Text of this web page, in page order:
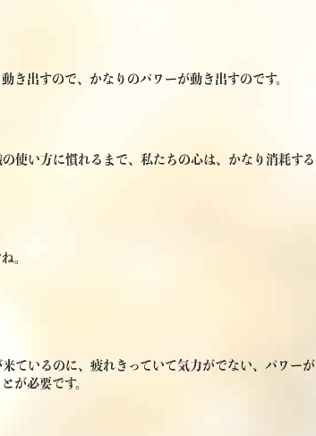
き出すので、かなりのパワーが動き出すのです。
使い方に慣れるまで、私たちの心は、かなり消耗する
。
ているのに、疲れきっていて気力がでない、パワーが
が必要です。